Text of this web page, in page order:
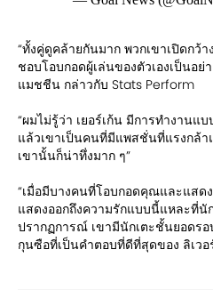
“ทั้งคู่ดูคล้ายกันมาก พวกเขาเปิดกว้
ชอบโอบกอดผู้เล่นของตัวเองเป็นอย่
แมชชีน กล่าวกับ Stats Perform
“ผมไม่รู้ว่า เยอร์เก้น มีการทำงานแ
แล้วเขาเป็นคนที่มีแพสชั่นที่แรงกล้า
เขานั้นก็น่าทึ่งมาก ๆ”
“เมื่อมีบางคนที่โอบกอดคุณและแสด
แสดงออกถึงความรักแบบนี้แหละที่นั
ปรากฏการณ์ เขามีนักเตะชั้นยอดร
กุนซือที่เป็นคำตอบที่ดีที่สุดของ ลิเว